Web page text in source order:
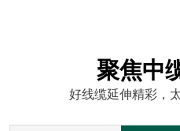
聚焦中
好线缆延伸精彩，